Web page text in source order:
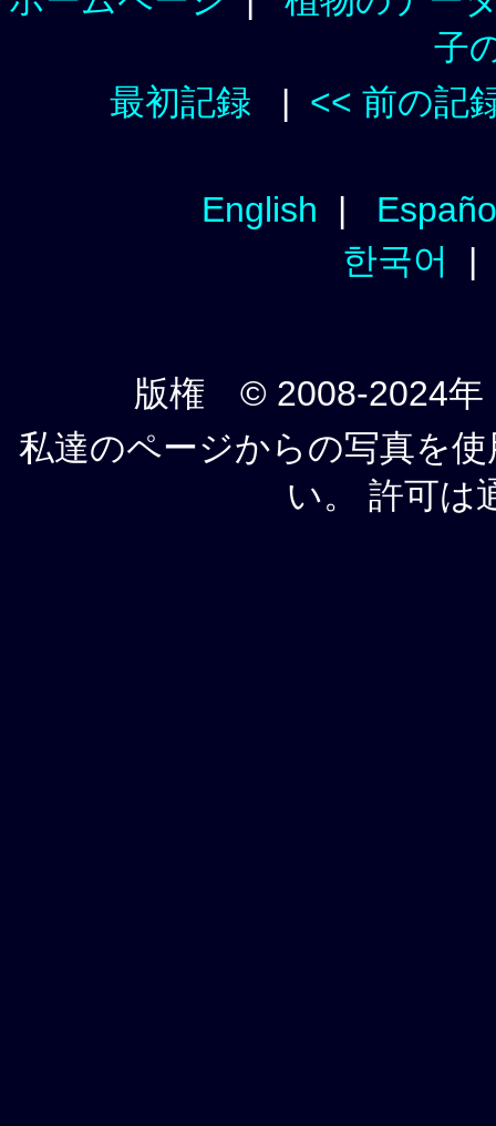
子
最初記録 | << 前の記
English |
한국어
版権 © 2008-2024年
私達のページからの写真を
い。 許可は